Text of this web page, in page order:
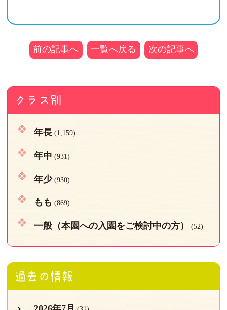
前の記事へ 一覧へ戻る 次の記事へ
クラス別
年長(1,159)
年中 (931)
年少(930)
もも (869)
一般（本園への入園をご検討中の方） (52)
過去の情報